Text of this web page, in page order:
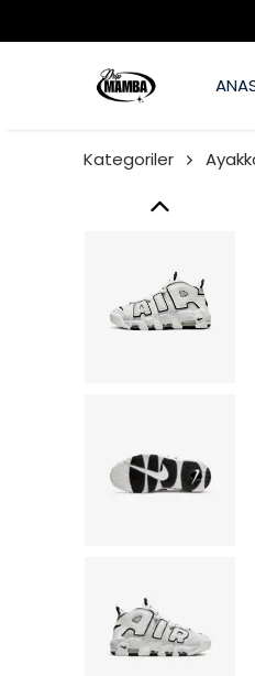
Kategoriler